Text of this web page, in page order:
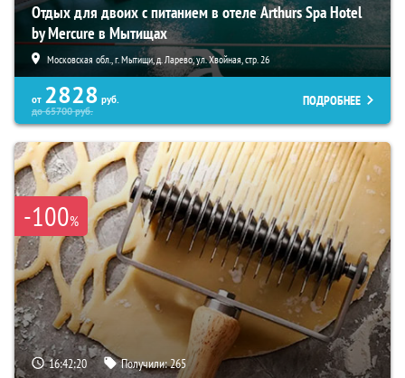
Отдых для двоих с питанием в отеле Arthurs Spa Hotel
by Mercure в Мытищах
Московская обл., г. Мытищи, д. Ларево, ул. Хвойная, стр. 26
от 2828 руб.
до65700руб.
ПОДРОБНЕЕ
-100%
16:42:19 Получили:265